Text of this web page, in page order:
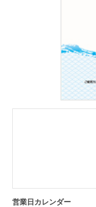
営業日カレンダー